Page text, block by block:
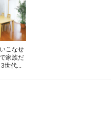
こなせ
家族だ
世代...